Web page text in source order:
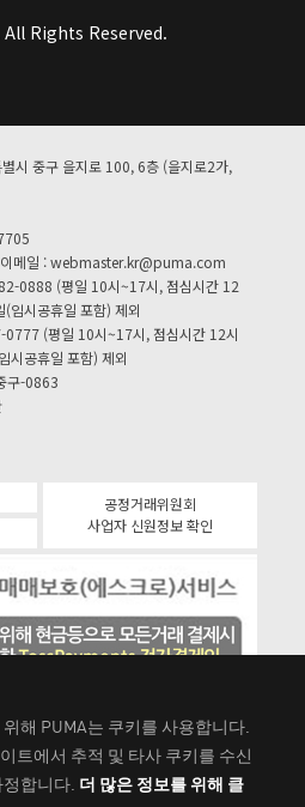
Rights Reserved.
시 중구 을지로 100, 6층 (을지로2가,
메일 :webmaster.kr@puma.com
0888 (평일 10시~17시, 점심시간 12
임시공휴일 포함) 제외
(평일 10시~17시, 점심시간 12시
시공휴일 포함) 제외
구-0863
공정거래위원회
사업자 신원정보 확인